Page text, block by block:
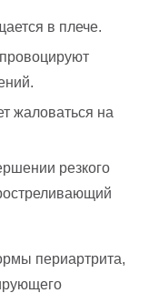
в плече.
жаловаться на
резкого
периартрита,